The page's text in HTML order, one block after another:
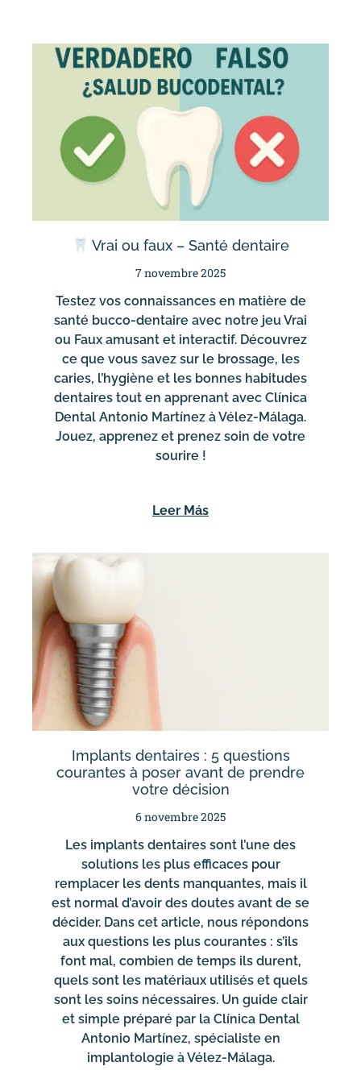
Vrai ou faux – Santé dentaire
7 novembre 2025
Testez vos connaissances en matière de
santé bucco-dentaire avec notre jeu Vrai
ou Faux amusant et interactif. Découvrez
ce que vous savez sur le brossage, les
caries, l’hygiène et les bonnes habitudes
dentaires tout en apprenant avec Clínica
Dental Antonio Martínez à Vélez-Málaga.
Jouez, apprenez et prenez soin de votre
sourire !
Leer Más
Implants dentaires : 5 questions
courantes à poser avant de prendre
votre décision
6 novembre 2025
Les implants dentaires sont l’une des
solutions les plus efficaces pour
remplacer les dents manquantes, mais il
est normal d’avoir des doutes avant de se
décider. Dans cet article, nous répondons
aux questions les plus courantes : s’ils
font mal, combien de temps ils durent,
quels sont les matériaux utilisés et quels
sont les soins nécessaires. Un guide clair
et simple préparé par la Clínica Dental
Antonio Martínez, spécialiste en
implantologie à Vélez-Málaga.